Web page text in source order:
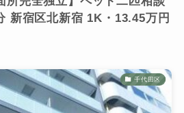
新宿区北新宿 1K・13.45万円
千代田区